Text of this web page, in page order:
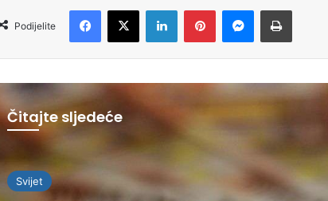
Podijelite
Čitajte sljedeće
Svijet